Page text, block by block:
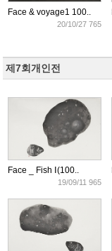
Face & voyage1 100..
20/10/27 765
제7회개인전
Face _ Fish Ⅰ(100..
19/09/11 965